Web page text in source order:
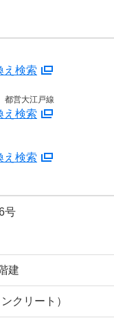
え検索
営大江戸線
え検索
え検索
号
建
クリート）